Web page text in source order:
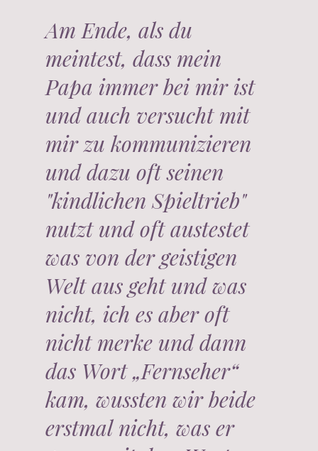
Am Ende, als du
meintest, dass mein
Papa immer bei mir ist
und auch versucht mit
mir zu kommunizieren
und dazu oft seinen
"kindlichen Spieltrieb"
nutzt und oft austestet
was von der geistigen
Welt aus geht und was
nicht, ich es aber oft
nicht merke und dann
das Wort „Fernseher“
kam, wussten wir beide
erstmal nicht, was er